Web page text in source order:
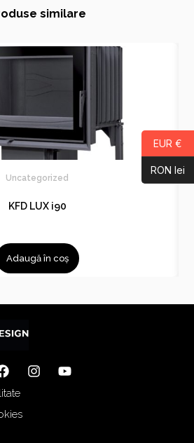
similare
Uncategorized
KFD LUX i90
Adaugă în coș
EUR €
RON lei